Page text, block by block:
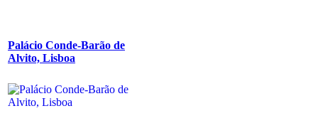
Palácio Conde-Barão de
Alvito, Lisboa